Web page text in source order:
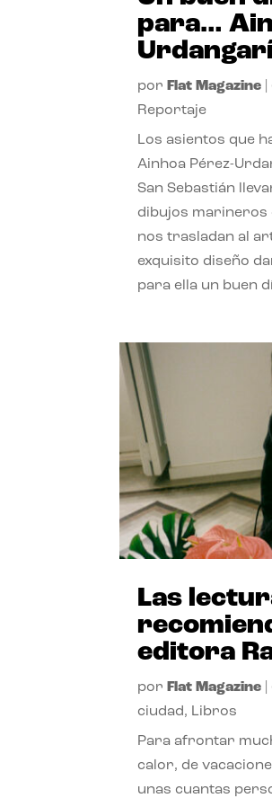
para…
por Flat Magazine
Reportaje
Los asientos que
Ainhoa Pérez-
San Sebastián
dibujos marineros
nos trasladan al
exquisito diseño
para ella un buen
Las
editora
por Flat Magazine
ciudad, Libros
Para afrontar
calor, de
unas cuantas